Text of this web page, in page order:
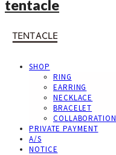
tentacle
SHOP
RING
EARRING
NECKLACE
BRACELET
COLLABORATION
PRIVATE PAYMENT
A/S
NOTICE